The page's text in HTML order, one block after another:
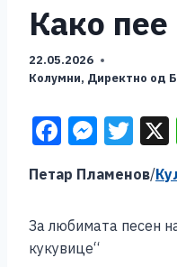
Како
22.05.2026
Колумни, Директно од
F
c
e
b
M
ss
e
n
T
wi
tt
er
Петар Пламенов/
За любимата песен
кукувице“